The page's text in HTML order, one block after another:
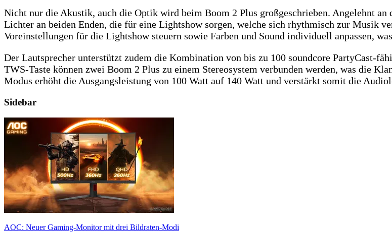
Nicht nur die Akustik, auch die Optik wird beim Boom 2 Plus großgeschrieben. Angelehnt an
Lichter an beiden Enden, die für eine Lightshow sorgen, welche sich rhythmisch zur Musik
Voreinstellungen für die Lightshow steuern sowie Farben und Sound individuell anpassen,
Der Lautsprecher unterstützt zudem die Kombination von bis zu 100 soundcore PartyCast-
TWS-Taste können zwei Boom 2 Plus zu einem Stereosystem verbunden werden, was die
Modus erhöht die Ausgangsleistung von 100 Watt auf 140 Watt und verstärkt somit die
Sidebar
AOC: Neuer Gaming-Monitor mit drei Bildraten-Modi